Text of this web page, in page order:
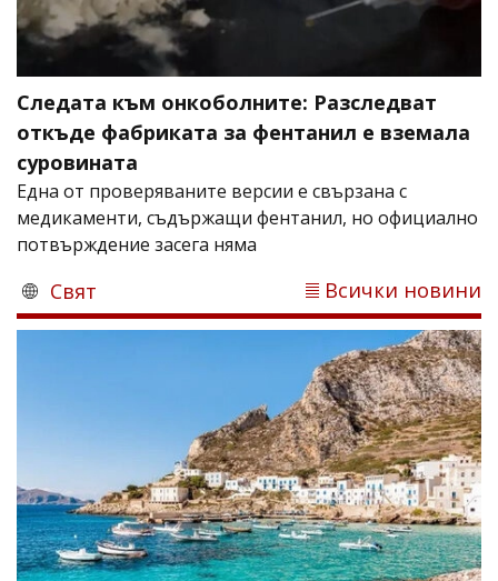
Следата към онкоболните: Разследват
откъде фабриката за фентанил е вземала
суровината
Една от проверяваните версии е свързана с
медикаменти, съдържащи фентанил, но официално
потвърждение засега няма
Свят Всички новини